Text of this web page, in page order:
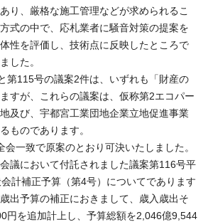
り、厳格な施工管理などが求められるこ
式の中で、応札業者に騒音対策の提案を
性を評価し、技術点に反映したところで
した。
第115号の議案2件は、いずれも「財産の
すが、これらの議案は、仮称第2エコパー
及び、宇都宮工業団地企業立地促進事業
ものであります。
一致で原案のとおり可決いたしました。
議において付託されました議案第116号平
計補正予算（第4号）についてであります
出予算の補正におきまして、歳入歳出そ
円を追加計上し、予算総額を2,046億9,544